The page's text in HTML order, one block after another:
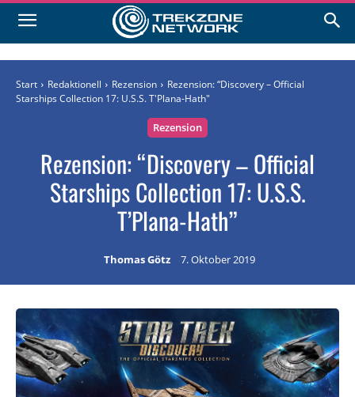
Start Redaktionell Rezension
Rezension: “Discovery – Official
Starships Collection 17: U.S.S. T'Plana-Hath"
Rezension
Rezension: “Discovery – Official
Starships Collection 17: U.S.S.
T’Plana-Hath”
Thomas Götz 7. Oktober 2019